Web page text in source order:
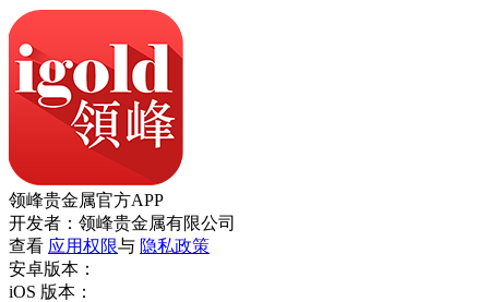
领峰贵金属官方APP
开发者：领峰贵金属有限公司
查看 应用权限与 隐私政策
安卓版本：
iOS 版本：